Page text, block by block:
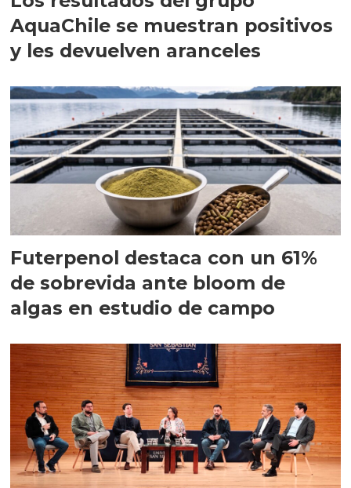
AquaChile se muestran positivos
y les devuelven aranceles
Futerpenol destaca con un 61%
de sobrevida ante bloom de
algas en estudio de campo